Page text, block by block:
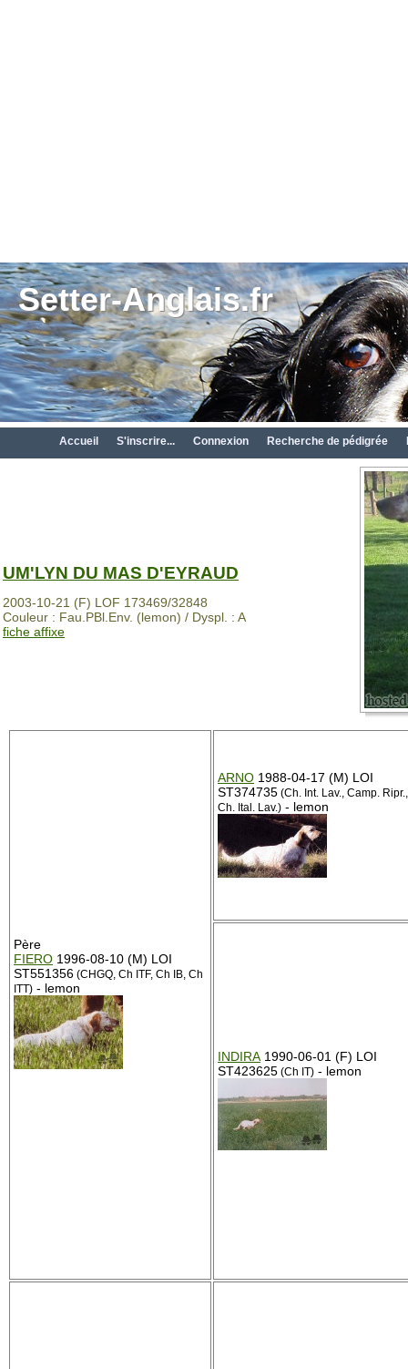
Setter-Anglais.fr
Accueil S'inscrire... Connexion Recherche de pédigrée
UM'LYN DU MAS D'EYRAUD
2003-10-21 (F) LOF 173469/32848
Couleur : Fau.PBl.Env. (lemon) / Dyspl. : A
fiche affixe
Père
FIERO 1996-08-10 (M) LOI
ST551356 (CHGQ, Ch ITF, Ch IB, Ch
ITT) - lemon
ARNO 1988-04-17 (M) LOI
ST374735 (Ch. Int. Lav., Camp. Ripr.,
Ch. Ital. Lav.) - lemon
INDIRA 1990-06-01 (F) LOI
ST423625 (Ch IT) - lemon